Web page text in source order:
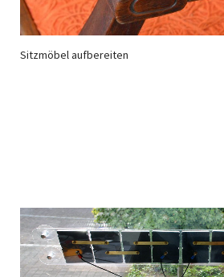
Sitzmöbel aufbereiten